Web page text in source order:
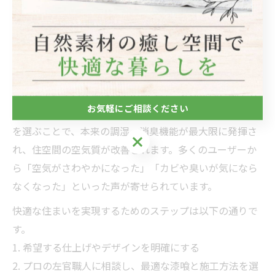
施工方法
プロ職人による丁
寧な塗り
DIYはムラや剥がれに
注意
メンテナ
定期的な換気や点
検
日常のメンテで長持
漆喰施工による快適性向上の秘訣は、素材選びと施工方
法にあります。まず、接着剤を混ぜていない純粋な漆喰
を選ぶことで、本来の調湿・消臭機能が最大限に発揮さ
れ、住空間の空気質が改善されます。多くのユーザーか
ら「空気がさわやかになった」「カビや臭いが気になら
なくなった」といった声が寄せられています。
快適な住まいを実現するためのステップは以下の通りで
す。
1. 希望する仕上げやデザインを明確にする
2. プロの左官職人に相談し、最適な漆喰と施工方法を選
お気軽にご相談ください
お気軽にご相談ください